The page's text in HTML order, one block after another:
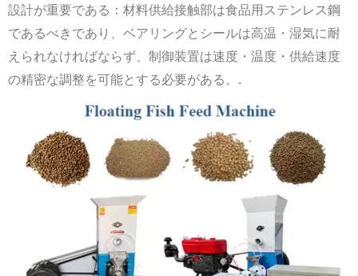
設計が重要である：材料供給接触部は食品用ステンレス鋼
であるべきであり、ベアリングとシールは高温・湿気に耐
えられなければならず、制御装置は速度・温度・供給速度
の精密な調整を可能とする必要がある。.